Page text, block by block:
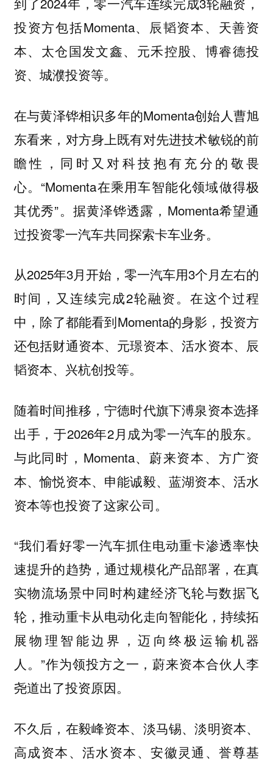
投资方包括Momenta、辰韬资本、天善资
本、太仓国发文鑫、元禾控股、博睿德投
资、城濮投资等。
在与黄泽铧相识多年的Momenta创始人曹旭
东看来，对方身上既有对先进技术敏锐的前
瞻性，同时又对科技抱有充分的敬畏
心。“Momenta在乘用车智能化领域做得极
其优秀”。据黄泽铧透露，Momenta希望通
过投资零一汽车共同探索卡车业务。
从2025年3月开始，零一汽车用3个月左右的
时间，又连续完成2轮融资。在这个过程
中，除了都能看到Momenta的身影，投资方
还包括财通资本、元璟资本、活水资本、辰
韬资本、兴杭创投等。
随着时间推移，宁德时代旗下溥泉资本选择
出手，于2026年2月成为零一汽车的股东。
与此同时，Momenta、蔚来资本、方广资
本、愉悦资本、申能诚毅、蓝湖资本、活水
资本等也投资了这家公司。
“我们看好零一汽车抓住电动重卡渗透率快
速提升的趋势，通过规模化产品部署，在真
实物流场景中同时构建经济飞轮与数据飞
轮，推动重卡从电动化走向智能化，持续拓
展物理智能边界，迈向终极运输机器
人。”作为领投方之一，蔚来资本合伙人李
尧道出了投资原因。
不久后，在毅峰资本、淡马锡、淡明资本、
高成资本、活水资本、安徽灵通、誉尊基